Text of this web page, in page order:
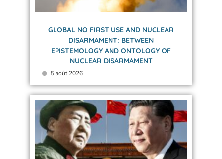
GLOBAL NO FIRST USE AND NUCLEAR
DISARMAMENT: BETWEEN
EPISTEMOLOGY AND ONTOLOGY OF
NUCLEAR DISARMAMENT
5 août 2026